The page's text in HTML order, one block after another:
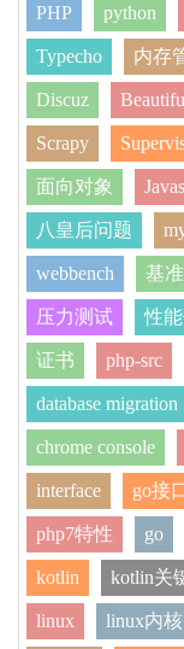
PHP python
Typecho 内存
Discuz
Scrapy
面向对象
八皇后问题
webbench 基
压力测试 性
证书 php-src
database migration
chrome console
interface go接
php7特性 go
kotlin kotlin关
linux linux内